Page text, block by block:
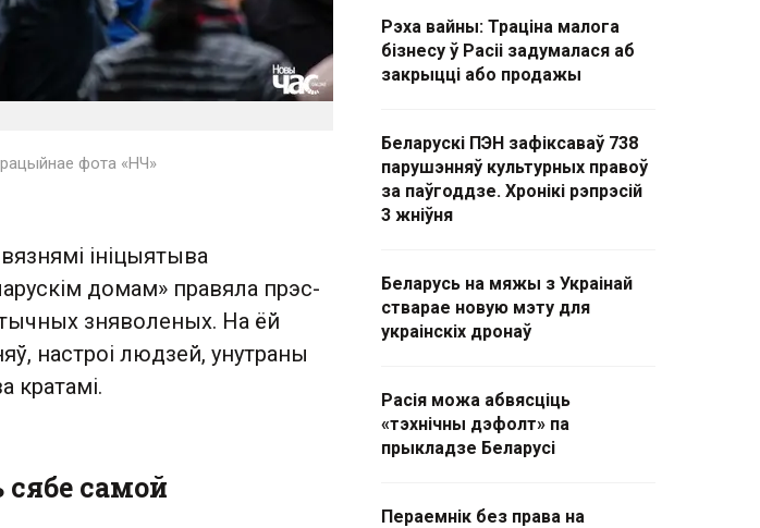
фота «НЧ»
ініцыятыва
домам» правяла прэс-
зняволеных. На ёй
настроі людзей, унутраны
кратамі.
самой
Рэха вайны: Траціна малога
бізнесу ў Расіі задумалася аб
закрыцці або продажы
Беларускі ПЭН зафіксаваў 738
парушэнняў культурных правоў
за паўгоддзе. Хронікі рэпрэсій
3 жніўня
Беларусь на мяжы з Украінай
стварае новую мэту для
украінскіх дронаў
Расія можа абвясціць
«тэхнічны дэфолт» па
прыкладзе Беларусі
Пераемнік без права на